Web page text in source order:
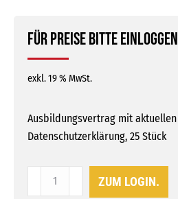
Für Preise bitte einloggen
exkl. 19 % MwSt.
Ausbildungsvertrag mit aktuellen
Datenschutzerklärung, 25 Stück
Ausbildungsvertrag
ZUM LOGIN.